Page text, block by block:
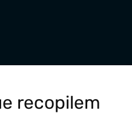
recopilem